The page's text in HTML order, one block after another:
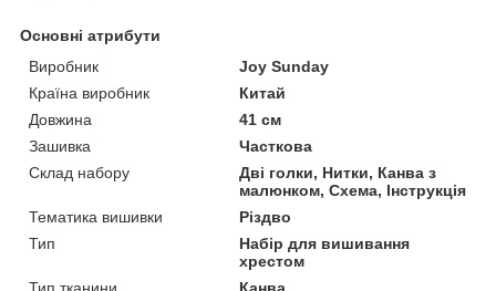
Основні атрибути
Виробник
Joy Sunday
Країна виробник
Китай
Довжина
41 см
Зашивка
Часткова
Склад набору
Дві голки, Нитки, Канва з
малюнком, Схема, Інструкція
Тематика вишивки
Різдво
Тип
Набір для вишивання
хрестом
Тип тканини
Канва